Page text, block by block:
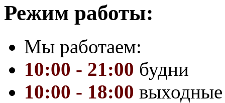
Режим работы:
Мы работаем:
10:00 - 21:00 будни
10:00 - 18:00 выходные